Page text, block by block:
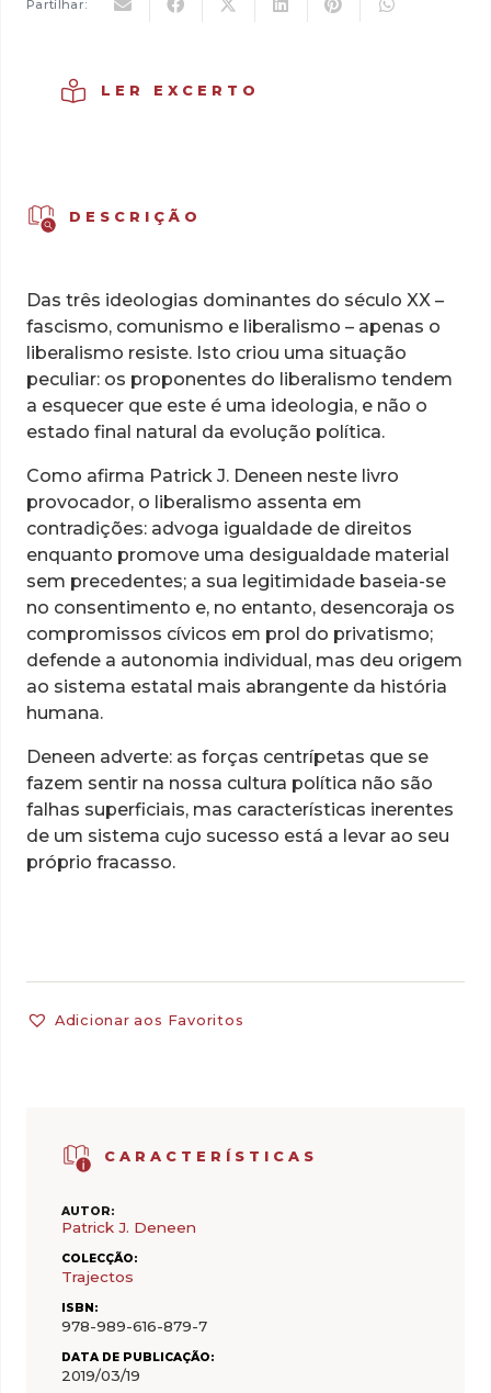
Partilhar:
LER EXCERTO
CARACTERÍSTICAS
AUTOR:
Patrick J. Deneen
COLECÇÃO:
Trajectos
ISBN:
978-989-616-879-7
DATA DE PUBLICAÇÃO:
2019/03/19
DESCRIÇÃO
Das três ideologias dominantes do século XX –
fascismo, comunismo e liberalismo – apenas o
liberalismo resiste. Isto criou uma situação
peculiar: os proponentes do liberalismo tendem
a esquecer que este é uma ideologia, e não o
estado final natural da evolução política.
Como afirma Patrick J. Deneen neste livro
provocador, o liberalismo assenta em
contradições: advoga igualdade de direitos
enquanto promove uma desigualdade material
sem precedentes; a sua legitimidade baseia-se
no consentimento e, no entanto, desencoraja os
compromissos cívicos em prol do privatismo;
defende a autonomia individual, mas deu origem
ao sistema estatal mais abrangente da história
humana.
Deneen adverte: as forças centrípetas que se
fazem sentir na nossa cultura política não são
falhas superficiais, mas características inerentes
de um sistema cujo sucesso está a levar ao seu
próprio fracasso.
Adicionar aos Favoritos